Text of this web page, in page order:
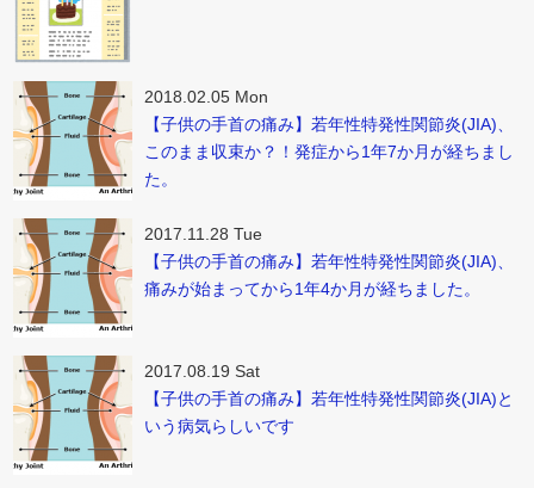
2018.02.05 Mon
【子供の手首の痛み】若年性特発性関節炎(JIA)、
このまま収束か？！発症から1年7か月が経ちまし
た。
2017.11.28 Tue
【子供の手首の痛み】若年性特発性関節炎(JIA)、
痛みが始まってから1年4か月が経ちました。
2017.08.19 Sat
【子供の手首の痛み】若年性特発性関節炎(JIA)と
いう病気らしいです